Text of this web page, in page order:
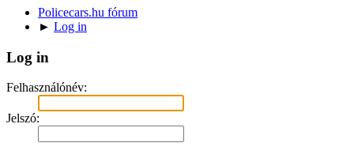
Policecars.hu fórum
► Log in
Log in
Felhasználónév:
Jelszó: